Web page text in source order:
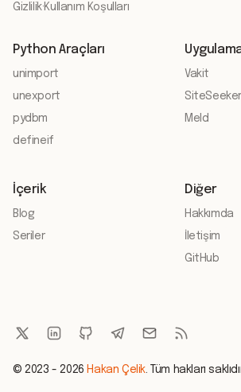
Gizlilik·Kullanım Koşulları
Python Araçları
unimport
unexport
pydbm
defineif
Vakit
SiteSeeker
Meld
İçerik
Blog
Seriler
Diğer
Hakkımda
İletişim
GitHub
© 2023 - 2026 Hakan Çelik. Tüm hakları